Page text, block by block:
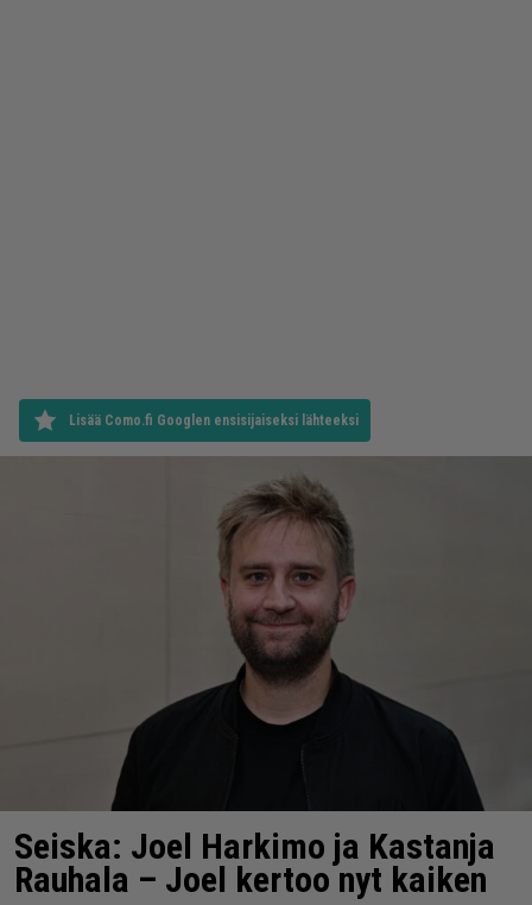
Lisää Como.fi Googlen ensisijaiseksi lähteeksi
Seiska: Joel Harkimo ja Kastanja
Rauhala – Joel kertoo nyt kaiken